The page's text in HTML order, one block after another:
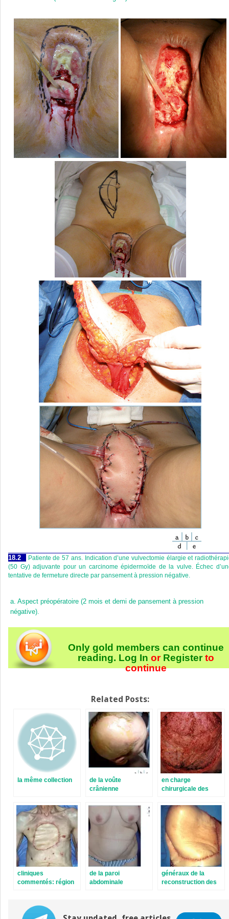
18.2
Patiente de 57 ans. Indication d’une vulvectomie élargie et
(50 Gy) adjuvante pour un carcinome épidermoïde de la vulve. Échec
tentative de fermeture directe par pansement à pression négative.
a. Aspect préopératoire (2 mois et demi de pansement à pression
négative).
Only gold members can continue
reading. Log In orRegisterto
continue
Related Posts:
la même collection
de la voûte
crânienne
en charge
chirurgicale des
de l’adulte
cliniques
commentés: région
de la paroi
abdominale
généraux de la
reconstruction des